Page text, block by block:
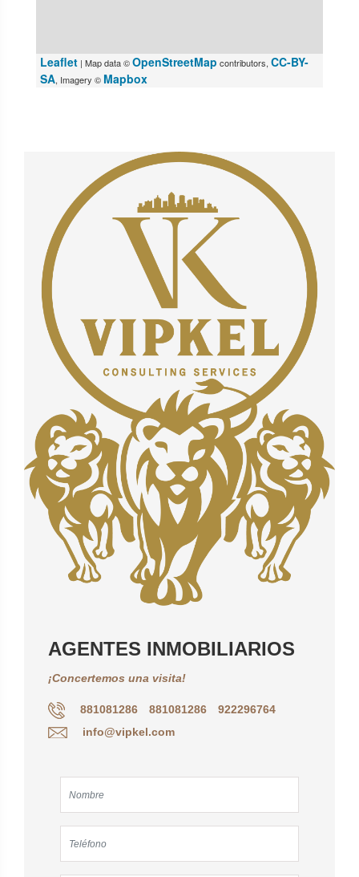
Leaflet | Map data ©OpenStreetMap contributors, CC-BY-
SA, Imagery © Mapbox
AGENTES INMOBILIARIOS
¡Concertemos una visita!
881081286 881081286
922296764
info@vipkel.com